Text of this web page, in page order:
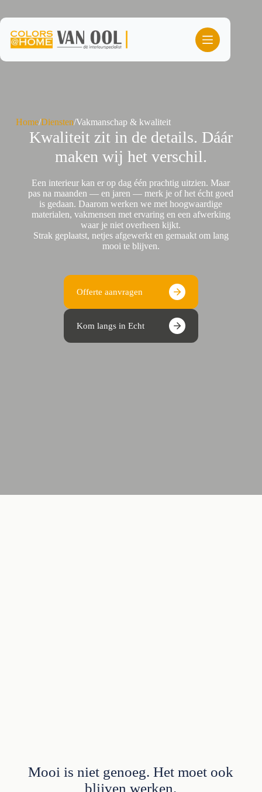
de
inhoud
Home/Diensten/Vakmanschap & kwaliteit
Kwaliteit zit in de details. Dáár
maken wij het verschil.
Een interieur kan er op dag één prachtig uitzien. Maar
pas na maanden — en jaren — merk je of het écht goed
is gedaan. Daarom werken we met hoogwaardige
materialen, vakmensen met ervaring en een afwerking
waar je niet overheen kijkt.
Strak geplaatst, netjes afgewerkt en gemaakt om lang
mooi te blijven.
Offerte aanvragen
Kom langs in Echt
Mooi is niet genoeg. Het moet ook
blijven werken.